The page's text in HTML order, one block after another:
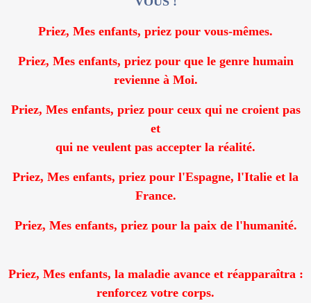
Priez, Mes enfants, priez pour vous-mêmes.
Priez, Mes enfants, priez pour que le genre humain
revienne à Moi.
Priez, Mes enfants, priez pour ceux qui ne croient pas
et
qui ne veulent pas accepter la réalité.
Priez, Mes enfants, priez pour l'Espagne, l'Italie et la
France.
Priez, Mes enfants, priez pour la paix de l'humanité.
Priez, Mes enfants, la maladie avance et réapparaîtra :
renforcez votre corps.